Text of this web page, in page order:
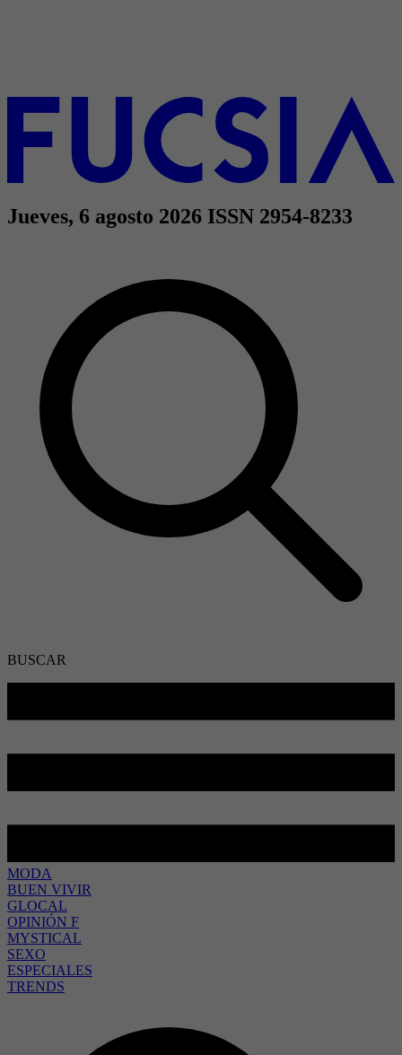
Jueves, 6 agosto 2026 ISSN 2954-8233
BUSCAR
MODA
BUEN VIVIR
GLOCAL
OPINIÓN F
MYSTICAL
SEXO
ESPECIALES
TRENDS